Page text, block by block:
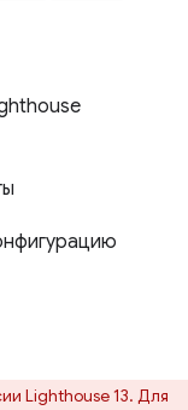
Lighthouse 13. Для